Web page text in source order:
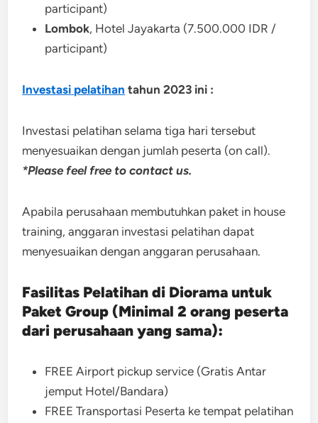
participant)
Lombok, Hotel Jayakarta (7.500.000 IDR /
participant)
Investasi pelatihan tahun 2023 ini :
Investasi pelatihan selama tiga hari tersebut
menyesuaikan dengan jumlah peserta (on call).
*Please feel free to contact us.
Apabila perusahaan membutuhkan paket in house
training, anggaran investasi pelatihan dapat
menyesuaikan dengan anggaran perusahaan.
Fasilitas Pelatihan di Diorama untuk
Paket Group (Minimal 2 orang peserta
dari perusahaan yang sama):
FREE Airport pickup service (Gratis Antar
jemput Hotel/Bandara)
FREE Transportasi Peserta ke tempat pelatihan